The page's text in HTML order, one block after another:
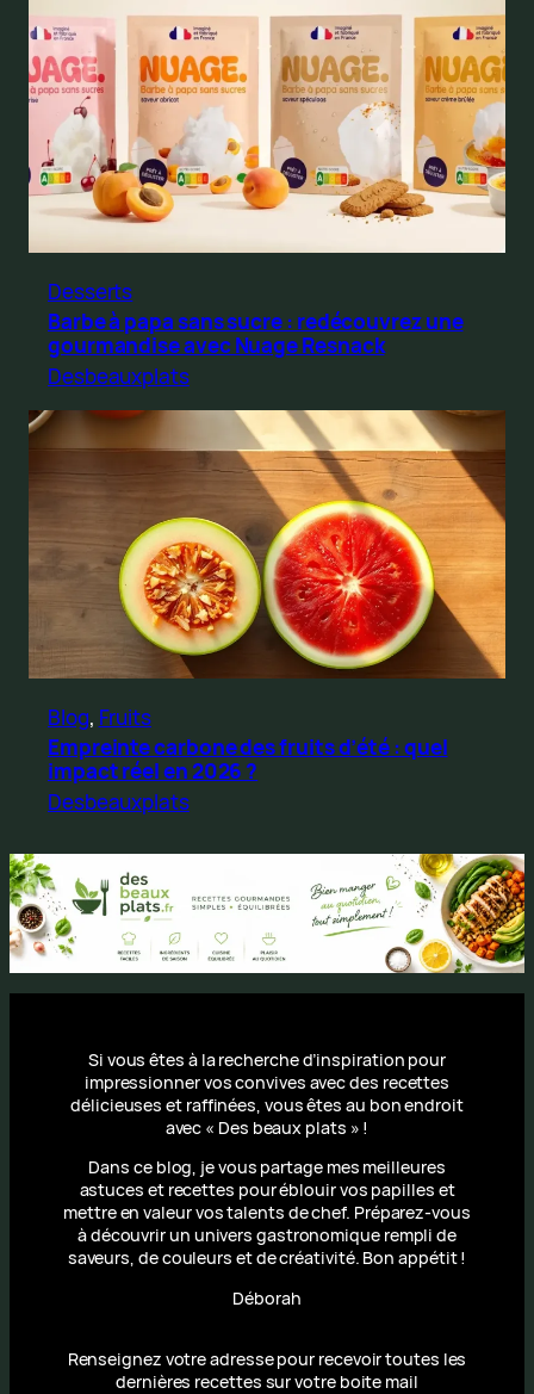
Desserts
Barbe à papa sans sucre : redécouvrez une
gourmandise avec Nuage Resnack
Desbeauxplats
Blog, Fruits
Empreinte carbone des fruits d’été : quel
impact réel en 2026 ?
Desbeauxplats
Si vous êtes à la recherche d’inspiration pour
impressionner vos convives avec des recettes
délicieuses et raffinées, vous êtes au bon endroit
avec « Des beaux plats » !
Dans ce blog, je vous partage mes meilleures
astuces et recettes pour éblouir vos papilles et
mettre en valeur vos talents de chef. Préparez-vous
à découvrir un univers gastronomique rempli de
saveurs, de couleurs et de créativité. Bon appétit !
Déborah
Renseignez votre adresse pour recevoir toutes les
dernières recettes sur votre boite mail